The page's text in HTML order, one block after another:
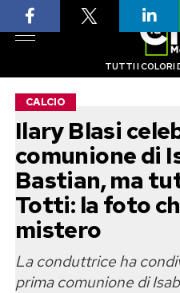
TUTTI I COLORI
CALCIO
Ilary Blasi
comunione di
Bastian, ma
Totti: la foto
mistero
La conduttrice ha
prima comunione di